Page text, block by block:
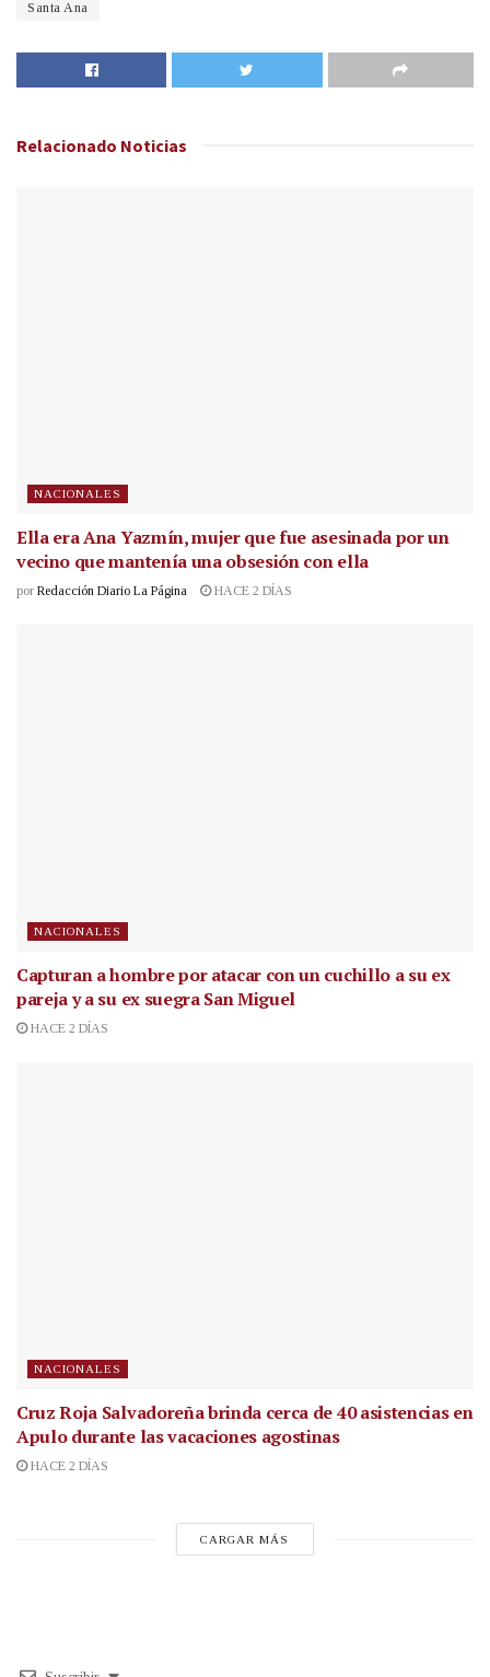
Santa Ana
Relacionado Noticias
NACIONALES
Ella era Ana Yazmín, mujer que fue asesinada por un
vecino que mantenía una obsesión con ella
por Redacción Diario La Página HACE 2 DÍAS
NACIONALES
Capturan a hombre por atacar con un cuchillo a su ex
pareja y a su ex suegra San Miguel
HACE 2 DÍAS
NACIONALES
Cruz Roja Salvadoreña brinda cerca de 40 asistencias en
Apulo durante las vacaciones agostinas
HACE 2 DÍAS
CARGAR MÁS